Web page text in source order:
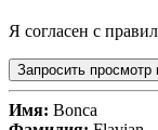
Я согласен с
Запросить просмотр
Имя: Bonca